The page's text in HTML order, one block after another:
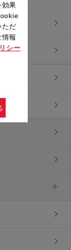
果
ただ
情報
シー